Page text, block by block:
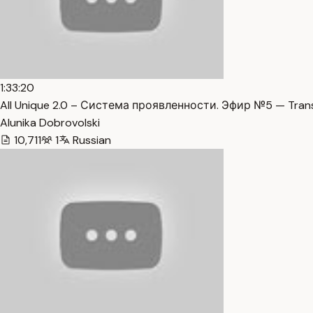
1:33:20
All Unique 2.0 – Система проявленности. Эфир №5 —
Alunika Dobrovolski
10,711
1 Russian